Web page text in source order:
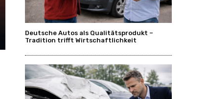
Deutsche Autos als Qualitätsprodukt –
Tradition trifft Wirtschaftlichkeit